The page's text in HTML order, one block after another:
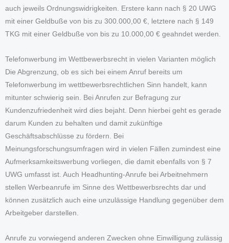
auch jeweils Ordnungswidrigkeiten. Erstere kann nach § 20 UWG
mit einer Geldbuße von bis zu 300.000,00 €, letztere nach § 149
TKG mit einer Geldbuße von bis zu 10.000,00 € geahndet werden.
Telefonwerbung im Wettbewerbsrecht in vielen Varianten möglich
Die Abgrenzung, ob es sich bei einem Anruf bereits um
Telefonwerbung im wettbewerbsrechtlichen Sinn handelt, kann
mitunter schwierig sein. Bei Anrufen zur Befragung zur
Kundenzufriedenheit wird dies bejaht. Denn hierbei geht es gerade
darum Kunden zu behalten und damit zukünftige
Geschäftsabschlüsse zu fördern. Bei
Meinungsforschungsumfragen wird in vielen Fällen zumindest eine
Aufmerksamkeitswerbung vorliegen, die damit ebenfalls von § 7
UWG umfasst ist. Auch Headhunting-Anrufe bei Arbeitnehmern
stellen Werbeanrufe im Sinne des Wettbewerbsrechts dar und
können zusätzlich auch eine unzulässige Handlung gegenüber dem
Arbeitgeber darstellen.
Anrufe zu vorwiegend anderen Zwecken ohne Einwilligung zulässig